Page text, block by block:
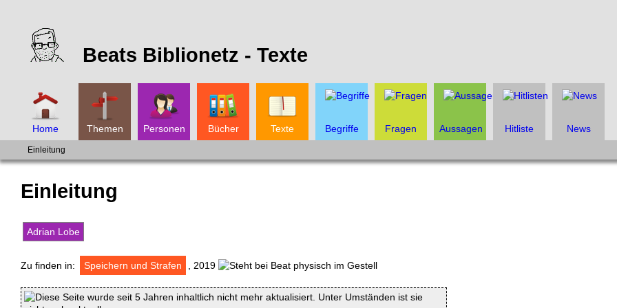
Beats Biblionetz - Texte
Home Themen Personen Bücher Texte Begriffe Fragen Aussagen Hitliste News
Einleitung
Einleitung
Adrian Lobe
Zu finden in: Speichern und Strafen , 2019
Diese Seite wurde seit 5 Jahren inhaltlich nicht mehr aktualisiert. Unter Umständen ist sie